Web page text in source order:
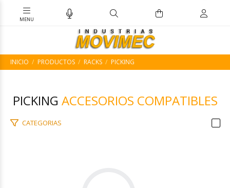
INICIO PRODUCTOS RACKS PICKING
PICKING ACCESORIOS COMPATIBLES
CATEGORIAS